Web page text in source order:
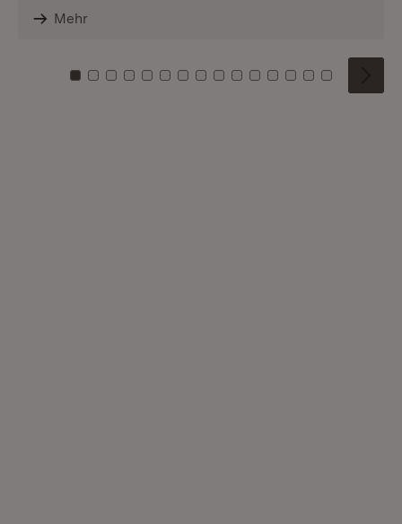
Mehr
Zu Kachel: 0
Zu Kachel: 1
Zu Kachel: 2
Zu Kachel: 3
Zu Kachel: 4
Zu Kachel: 5
Zu Kachel: 6
Zu Kachel: 7
Zu Kachel: 8
Zu Kachel: 9
Zu Kachel: 10
Zu Kachel: 11
Zu Kachel: 12
Zu Kachel:
Zu